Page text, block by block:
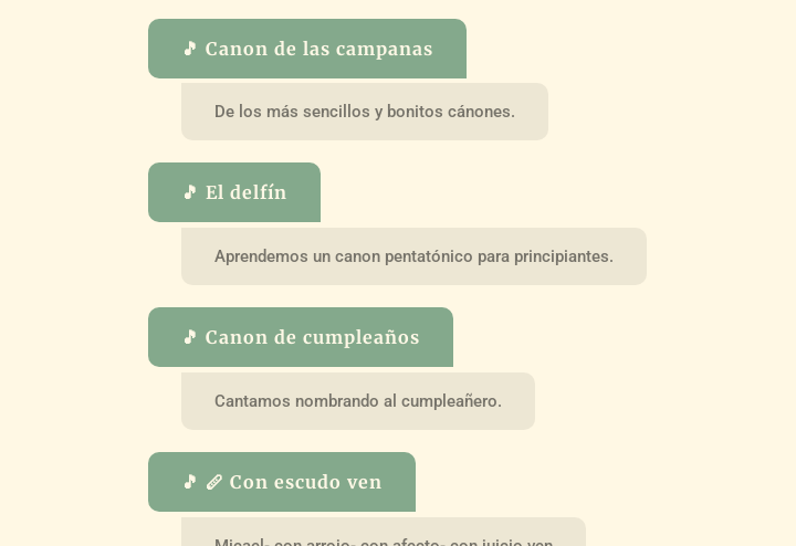
🎵 Canon de las campanas
De los más sencillos y bonitos cánones.
🎵 El delfín
Aprendemos un canon pentatónico para principiantes.
🎵 Canon de cumpleaños
Cantamos nombrando al cumpleañero.
🎵 🪈 Con escudo ven